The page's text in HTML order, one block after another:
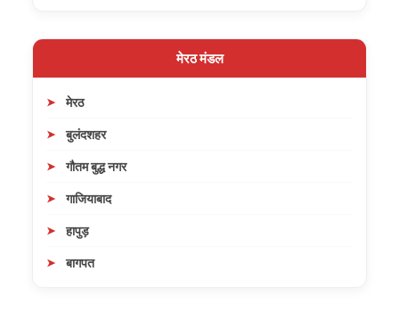
मेरठ मंडल
मेरठ
बुलंदशहर
गौतम बुद्ध नगर
गाजियाबाद
हापुड़
बागपत